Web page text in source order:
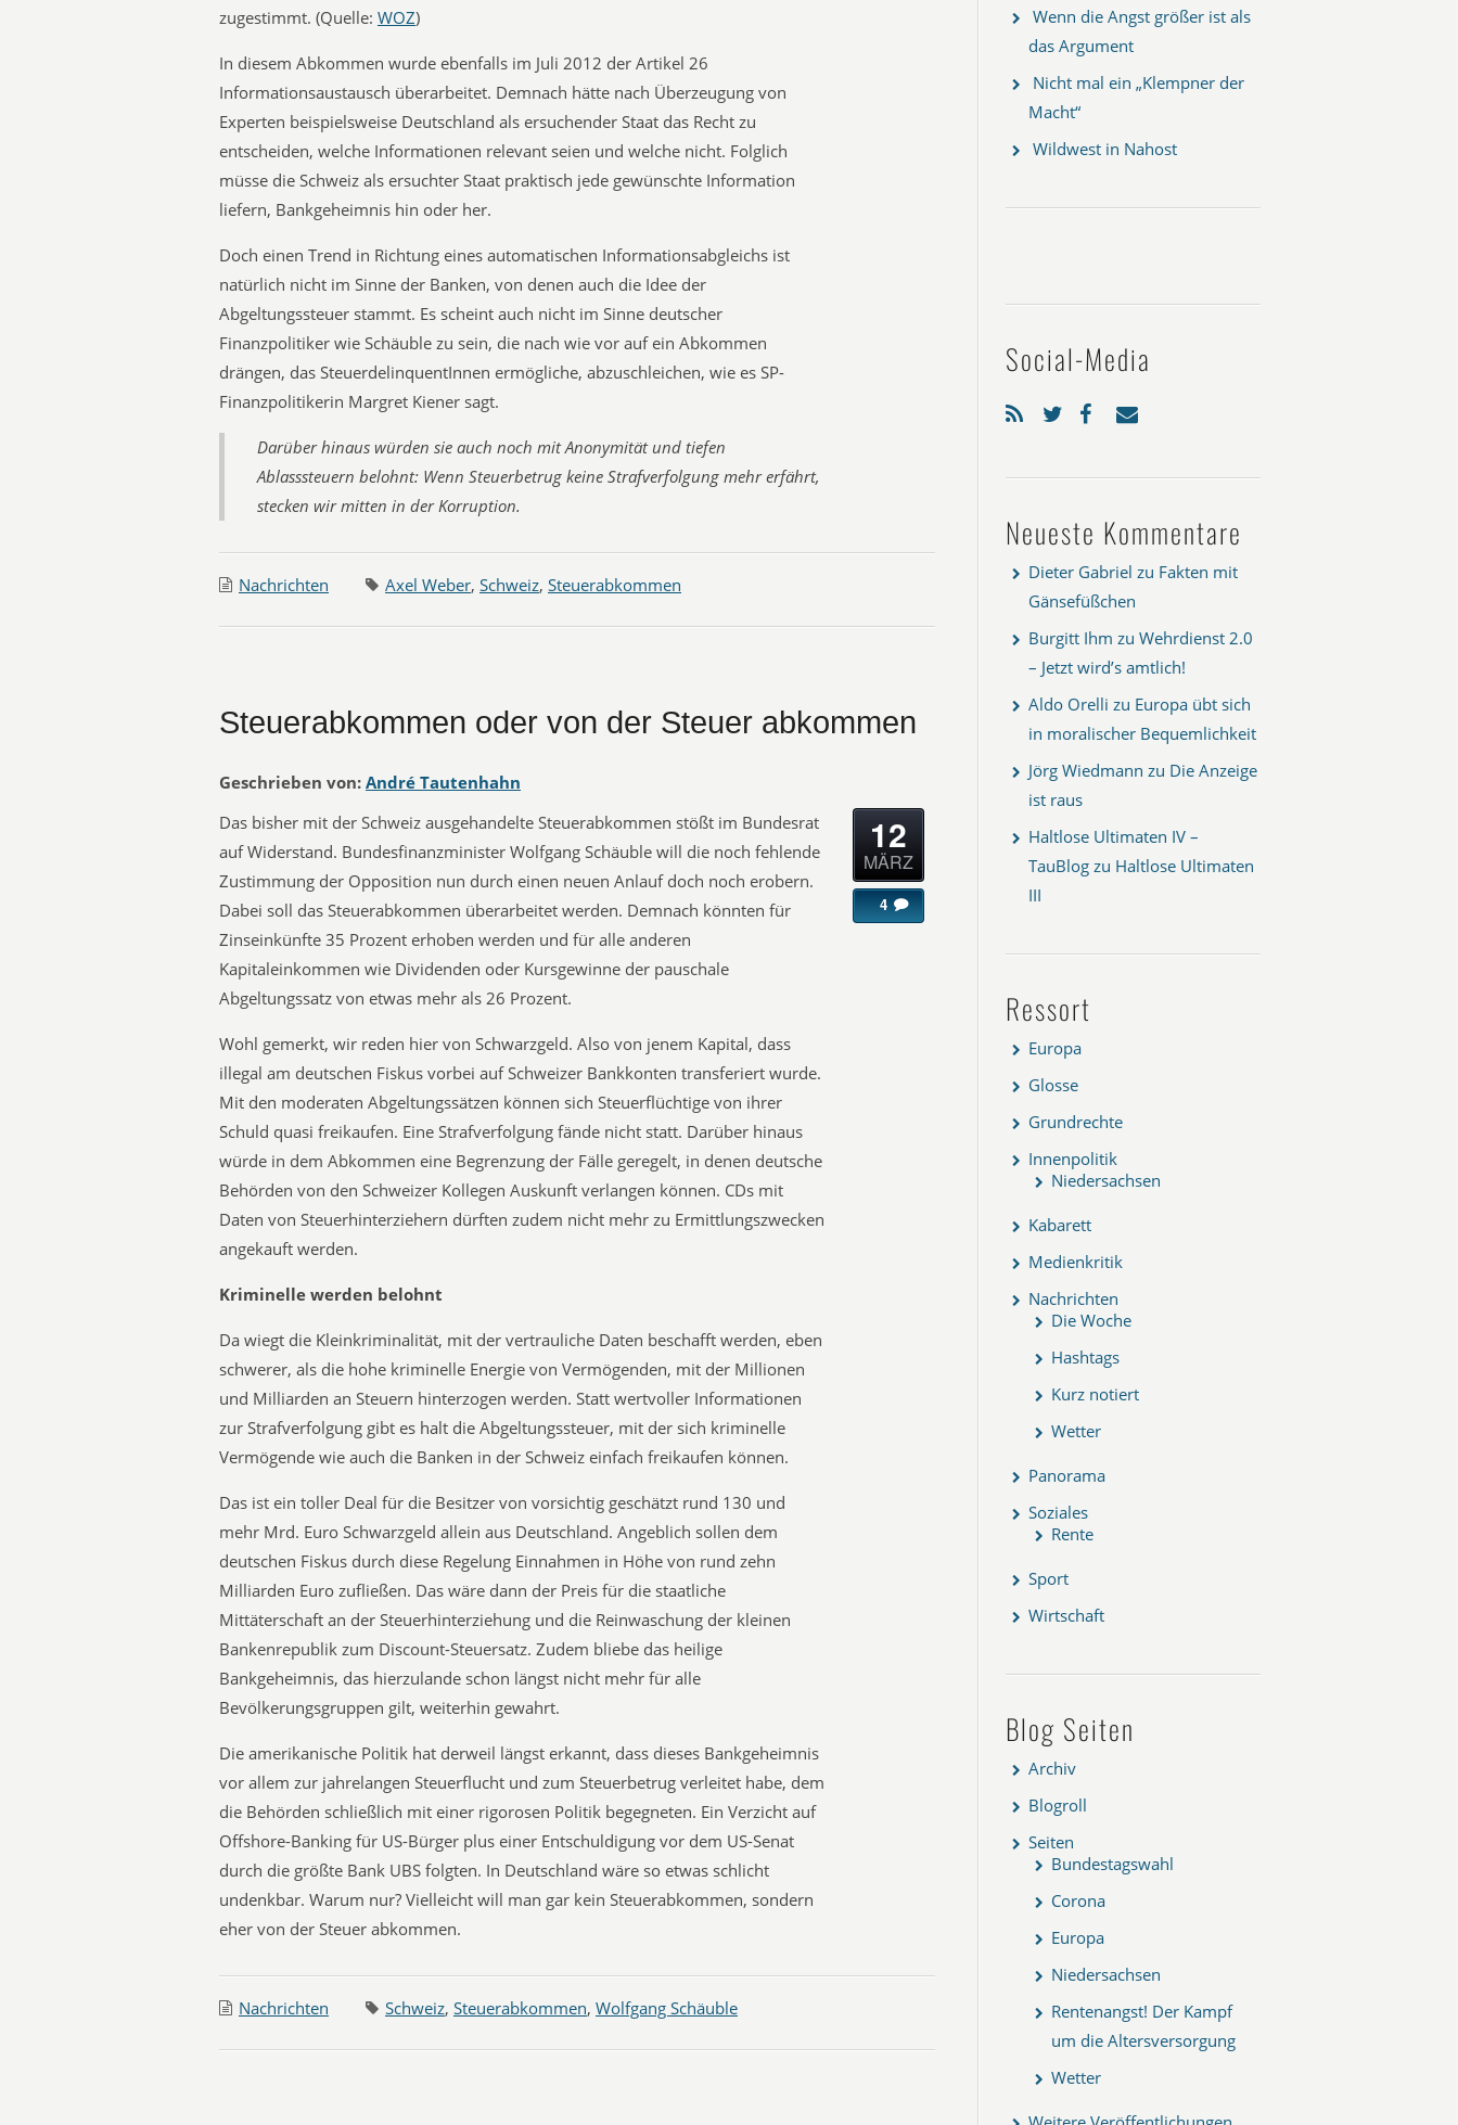
zugestimmt. (Quelle: WOZ)
In diesem Abkommen wurde ebenfalls im Juli 2012 der Artikel 26
Informationsaustausch überarbeitet. Demnach hätte nach Überzeugung von
Experten beispielsweise Deutschland als ersuchender Staat das Recht zu
entscheiden, welche Informationen relevant seien und welche nicht. Folglich
müsse die Schweiz als ersuchter Staat praktisch jede gewünschte Information
liefern, Bankgeheimnis hin oder her.
Doch einen Trend in Richtung eines automatischen Informationsabgleichs ist
natürlich nicht im Sinne der Banken, von denen auch die Idee der
Abgeltungssteuer stammt. Es scheint auch nicht im Sinne deutscher
Finanzpolitiker wie Schäuble zu sein, die nach wie vor auf ein Abkommen
drängen, das SteuerdelinquentInnen ermögliche, abzuschleichen, wie es SP-
Finanzpolitikerin Margret Kiener sagt.
Darüber hinaus würden sie auch noch mit Anonymität und tiefen
Ablasssteuern belohnt: Wenn Steuerbetrug keine Strafverfolgung mehr erfährt,
stecken wir mitten in der Korruption.
Nachrichten Axel Weber, Schweiz, Steuerabkommen
Steuerabkommen oder von der Steuer abkommen
Geschrieben von: André Tautenhahn
Das bisher mit der Schweiz ausgehandelte Steuerabkommen stößt im Bundesrat
auf Widerstand. Bundesfinanzminister Wolfgang Schäuble will die noch fehlende
Zustimmung der Opposition nun durch einen neuen Anlauf doch noch erobern.
Dabei soll das Steuerabkommen überarbeitet werden. Demnach könnten für
Zinseinkünfte 35 Prozent erhoben werden und für alle anderen
Kapitaleinkommen wie Dividenden oder Kursgewinne der pauschale
Abgeltungssatz von etwas mehr als 26 Prozent.
Wohl gemerkt, wir reden hier von Schwarzgeld. Also von jenem Kapital, dass
illegal am deutschen Fiskus vorbei auf Schweizer Bankkonten transferiert wurde.
Mit den moderaten Abgeltungssätzen können sich Steuerflüchtige von ihrer
Schuld quasi freikaufen. Eine Strafverfolgung fände nicht statt. Darüber hinaus
würde in dem Abkommen eine Begrenzung der Fälle geregelt, in denen deutsche
Behörden von den Schweizer Kollegen Auskunft verlangen können. CDs mit
Daten von Steuerhinterziehern dürften zudem nicht mehr zu Ermittlungszwecken
angekauft werden.
Kriminelle werden belohnt
Da wiegt die Kleinkriminalität, mit der vertrauliche Daten beschafft werden, eben
schwerer, als die hohe kriminelle Energie von Vermögenden, mit der Millionen
und Milliarden an Steuern hinterzogen werden. Statt wertvoller Informationen
zur Strafverfolgung gibt es halt die Abgeltungssteuer, mit der sich kriminelle
Vermögende wie auch die Banken in der Schweiz einfach freikaufen können.
Das ist ein toller Deal für die Besitzer von vorsichtig geschätzt rund 130 und
mehr Mrd. Euro Schwarzgeld allein aus Deutschland. Angeblich sollen dem
deutschen Fiskus durch diese Regelung Einnahmen in Höhe von rund zehn
Milliarden Euro zufließen. Das wäre dann der Preis für die staatliche
Mittäterschaft an der Steuerhinterziehung und die Reinwaschung der kleinen
Bankenrepublik zum Discount-Steuersatz. Zudem bliebe das heilige
Bankgeheimnis, das hierzulande schon längst nicht mehr für alle
Bevölkerungsgruppen gilt, weiterhin gewahrt.
Die amerikanische Politik hat derweil längst erkannt, dass dieses Bankgeheimnis
vor allem zur jahrelangen Steuerflucht und zum Steuerbetrug verleitet habe, dem
die Behörden schließlich mit einer rigorosen Politik begegneten. Ein Verzicht auf
Offshore-Banking für US-Bürger plus einer Entschuldigung vor dem US-Senat
durch die größte Bank UBS folgten. In Deutschland wäre so etwas schlicht
undenkbar. Warum nur? Vielleicht will man gar kein Steuerabkommen, sondern
eher von der Steuer abkommen.
12
MÄRZ
4
Nachrichten Schweiz, Steuerabkommen, Wolfgang Schäuble
Wenn die Angst größer ist als
das Argument
Nicht mal ein „Klempner der
Macht“
Wildwest in Nahost
Social-Media
Neueste Kommentare
Dieter Gabriel zu Fakten mit
Gänsefüßchen
Burgitt Ihm zu Wehrdienst 2.0
– Jetzt wird’s amtlich!
Aldo Orelli zu Europa übt sich
in moralischer Bequemlichkeit
Jörg Wiedmann zu Die Anzeige
ist raus
Haltlose Ultimaten IV –
TauBlog zu Haltlose Ultimaten
III
Ressort
Europa
Glosse
Grundrechte
Innenpolitik
Niedersachsen
Kabarett
Medienkritik
Nachrichten
Die Woche
Hashtags
Kurz notiert
Wetter
Panorama
Soziales
Rente
Sport
Wirtschaft
Blog Seiten
Archiv
Blogroll
Seiten
Bundestagswahl
Corona
Europa
Niedersachsen
Rentenangst! Der Kampf
um die Altersversorgung
Wetter